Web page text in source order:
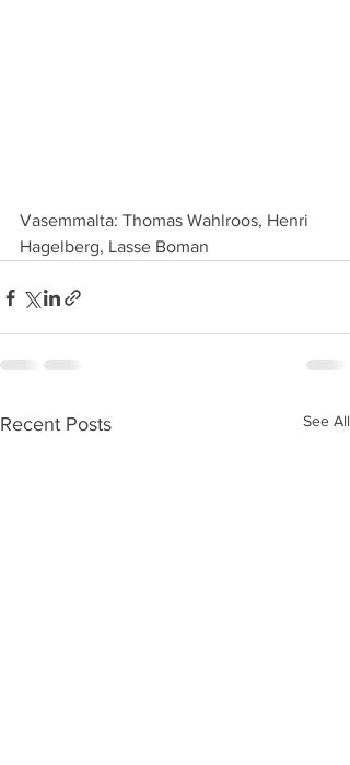
Vasemmalta: Thomas Wahlroos, Henri
Hagelberg, Lasse Boman
Recent Posts See All